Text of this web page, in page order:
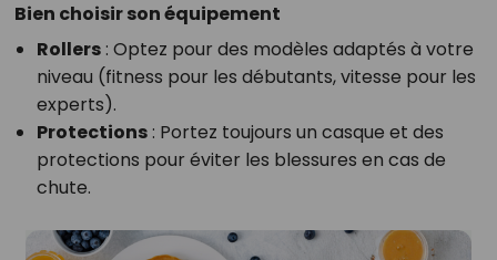
Bien choisir son équipement
Rollers: Optez pour des modèles adaptés à votre
niveau (fitness pour les débutants, vitesse pour les
experts).
Protections: Portez toujours un casque et des
protections pour éviter les blessures en cas de
chute.